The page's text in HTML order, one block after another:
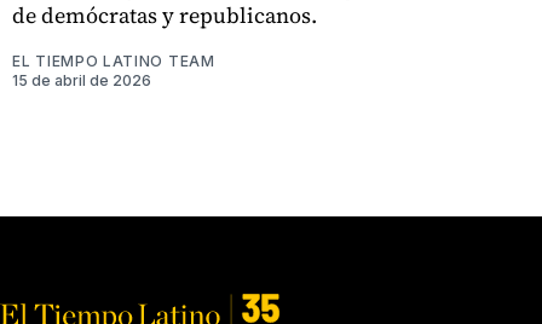
de demócratas y republicanos.
EL TIEMPO LATINO TEAM
15 de abril de 2026